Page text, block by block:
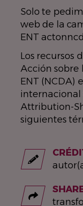
Solo te
web de la
ENT
Los recursos
Acción sobre
ENT (NCDA)
internacional
Attribution-
siguientes